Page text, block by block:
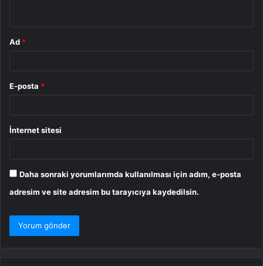
Ad *
E-posta *
İnternet sitesi
Daha sonraki yorumlarımda kullanılması için adım, e-posta
adresim ve site adresim bu tarayıcıya kaydedilsin.